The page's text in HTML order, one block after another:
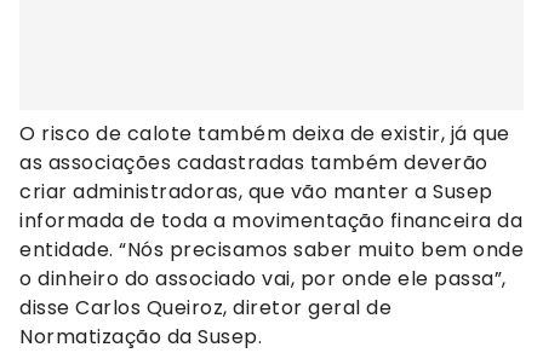
O risco de calote também deixa de existir, já que
as associações cadastradas também deverão
criar administradoras, que vão manter a Susep
informada de toda a movimentação financeira da
entidade. “Nós precisamos saber muito bem onde
o dinheiro do associado vai, por onde ele passa”,
disse Carlos Queiroz, diretor geral de
Normatização da Susep.